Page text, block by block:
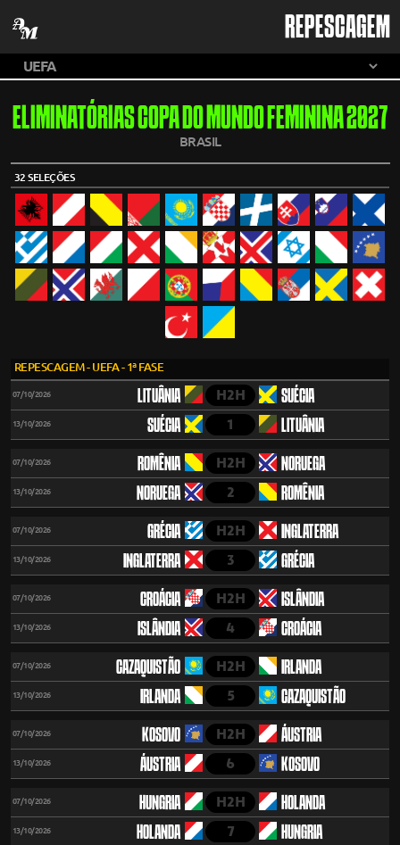
REPESCAGEM
ELIMINATÓRIAS COPA DO MUNDO FEMININA 2027
BRASIL
32 SELEÇÕES
REPESCAGEM - UEFA - 1ª FASE
07/10/2026 LITUÂNIA H2H SUÉCIA
13/10/2026 SUÉCIA 1 LITUÂNIA
07/10/2026 ROMÊNIA H2H NORUEGA
13/10/2026 NORUEGA 2 ROMÊNIA
07/10/2026 GRÉCIA H2H INGLATERRA
13/10/2026 INGLATERRA 3 GRÉCIA
07/10/2026 CROÁCIA H2H ISLÂNDIA
13/10/2026 ISLÂNDIA 4 CROÁCIA
07/10/2026 CAZAQUISTÃO H2H IRLANDA
13/10/2026 IRLANDA 5 CAZAQUISTÃO
07/10/2026 KOSOVO H2H ÁUSTRIA
13/10/2026 ÁUSTRIA 6 KOSOVO
07/10/2026 HUNGRIA H2H HOLANDA
13/10/2026 HOLANDA 7 HUNGRIA